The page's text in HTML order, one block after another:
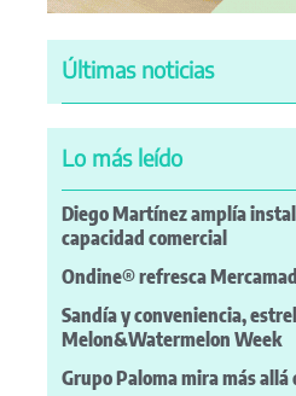
Últimas noticias
Lo más leído
Diego Martínez amplía
capacidad comercial
Ondine® refresca
Sandía y conveniencia,
Melon&Watermelon Week
Grupo Paloma mira más